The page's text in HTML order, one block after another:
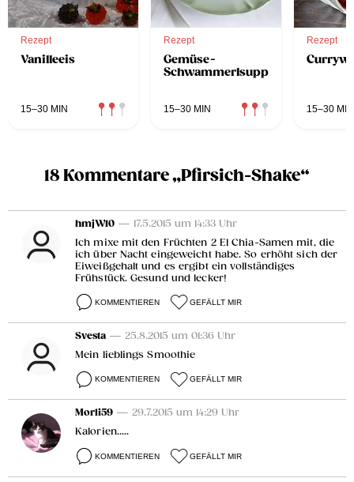
Rezept
Vanilleeis
15–30 MIN
Rezept
Gemüse-
Schwammerlsuppe
15–30 MIN
Rezept
15–30 MIN
18 Kommentare „Pfirsich-Shake“
hmjW10 — 17.5.2015 um 14:33 Uhr
Ich mixe mit den Früchten 2 El Chia-Samen mit, die
ich über Nacht eingeweicht habe. So erhöht sich der
Eiweißgehalt und es ergibt ein vollständiges
Frühstück. Gesund und lecker!
KOMMENTIEREN GEFÄLLT MIR
Svesta — 25.8.2015 um 01:36 Uhr
Mein lieblings Smoothie
KOMMENTIEREN GEFÄLLT MIR
Morli59 — 29.7.2015 um 14:29 Uhr
Kalorien.....
KOMMENTIEREN GEFÄLLT MIR